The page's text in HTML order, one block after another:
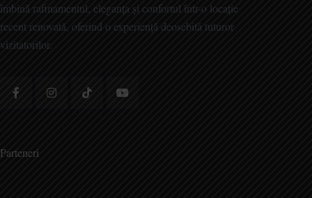
îmbină rafinamentul, eleganța și confortul într-o locație
recent renovată, oferind o experiență deosebită tuturor
vizitatorilor.
Parteneri